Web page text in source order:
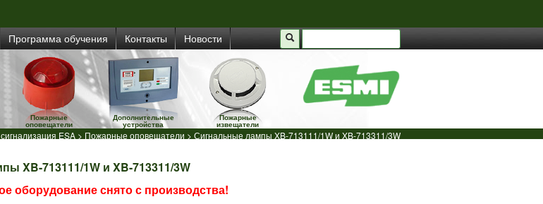
Программа обучения Контакты Новости
Пожарные
оповещатели
Дополнительные
устройства
Пожарные
извещатели
ESA > Пожарные оповещатели > Сигнальные лампы XB-713111/1W и XB-713311/3W
XB-713111/1W и XB-713311/3W
оборудование снято с производства!